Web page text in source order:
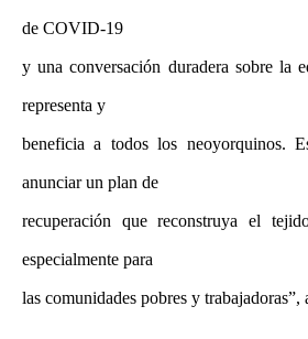
de COVID-19
y una conversación duradera sobre la
representa y
beneficia a todos los neoyorquinos.
anunciar un plan de
recuperación que reconstruya el
especialmente para
las comunidades pobres y trabajadoras”,